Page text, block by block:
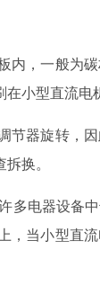
内，一般为
小型直流电
节器旋转，
换。
多电器设备
，当小型直